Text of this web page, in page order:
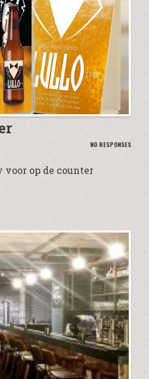
NO RESPONSES
op de counter